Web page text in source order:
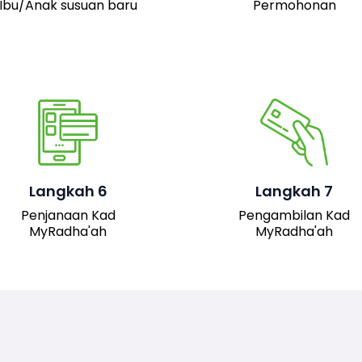
Ibu/Anak susuan baru
Permohonan
Langkah 6
Penjanaan Kad
MyRadha'ah
Setelah permohonan
akan dijana.
Langkah 7
Pengambilan Kad
MyRadha'ah
Pemohon boleh hadir ke
pejabat JAIS untuk
mengambil kad fizikal
MyRadha’ah. Selain itu,
pemohon juga boleh
turun versi digital kad
sistem untuk
kemudahan akses.